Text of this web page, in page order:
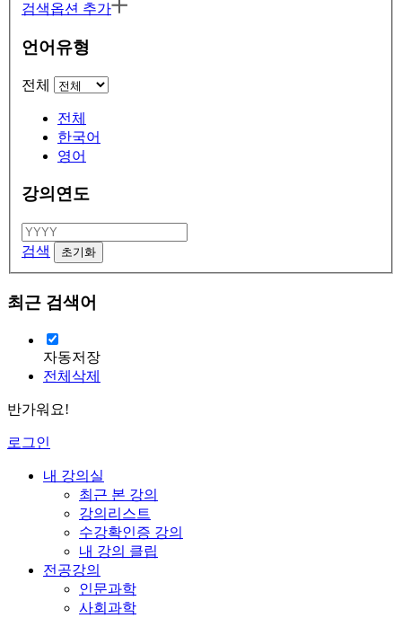
검색옵션 추가
언어유형
전체
전체
한국어
영어
강의연도
검색
최근 검색어
자동저장
전체삭제
반가워요!
로그인
내 강의실
최근 본 강의
강의리스트
수강확인증 강의
내 강의 클립
전공강의
인문과학
사회과학